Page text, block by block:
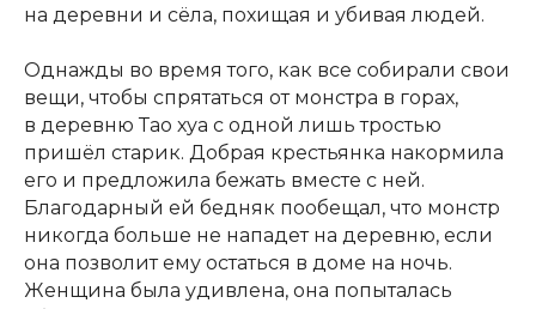
на деревни и сёла, похищая и убивая людей.
Однажды во время того, как все собирали свои
вещи, чтобы спрятаться от монстра в горах,
в деревню Тао хуа с одной лишь тростью
пришёл старик. Добрая крестьянка накормила
его и предложила бежать вместе с ней.
Благодарный ей бедняк пообещал, что монстр
никогда больше не нападет на деревню, если
она позволит ему остаться в доме на ночь.
Женщина была удивлена, она попыталась